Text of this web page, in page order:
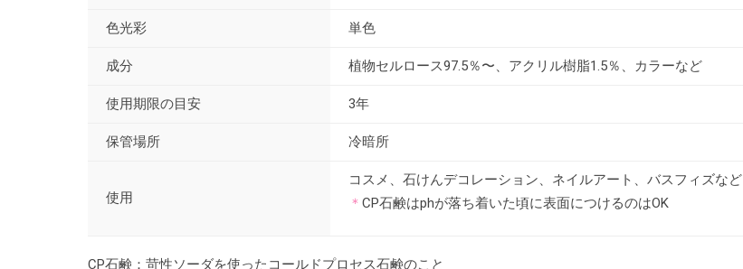
色光彩 単色
成分 植物セルロース97.5％〜、アクリル樹脂1.5％、カラーなど
使用期限の目安 3年
保管場所 冷暗所
使用
コスメ、石けんデコレーション、ネイルアート、バスフィズなど
＊ CP石鹸はphが落ち着いた頃に表面につけるのはOK
CP石鹸：苛性ソーダを使ったコールドプロセス石鹸のこと